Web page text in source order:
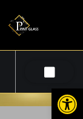
פתח סרגל נגישות